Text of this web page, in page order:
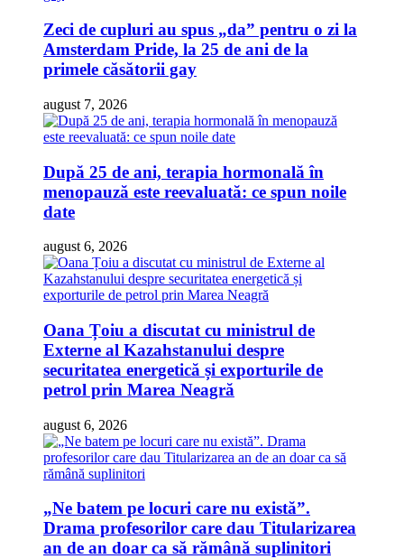
Zeci de cupluri au spus „da” pentru o zi la
Amsterdam Pride, la 25 de ani de la
primele căsătorii gay
august 7, 2026
După 25 de ani, terapia hormonală în
menopauză este reevaluată: ce spun noile
date
august 6, 2026
Oana Țoiu a discutat cu ministrul de
Externe al Kazahstanului despre
securitatea energetică și exporturile de
petrol prin Marea Neagră
august 6, 2026
„Ne batem pe locuri care nu există”.
Drama profesorilor care dau Titularizarea
an de an doar ca să rămână suplinitori